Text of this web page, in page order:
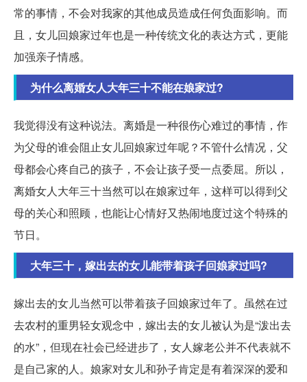
常的事情，不会对我家的其他成员造成任何负面影响。而
且，女儿回娘家过年也是一种传统文化的表达方式，更能
加强亲子情感。
为什么离婚女人大年三十不能在娘家过?
我觉得没有这种说法。离婚是一种很伤心难过的事情，作
为父母的谁会阻止女儿回娘家过年呢？不管什么情况，父
母都会心疼自己的孩子，不会让孩子受一点委屈。所以，
离婚女人大年三十当然可以在娘家过年，这样可以得到父
母的关心和照顾，也能让心情好又热闹地度过这个特殊的
节日。
大年三十，嫁出去的女儿能带着孩子回娘家过吗?
嫁出去的女儿当然可以带着孩子回娘家过年了。虽然在过
去农村的重男轻女观念中，嫁出去的女儿被认为是“泼出去
的水”，但现在社会已经进步了，女人嫁老公并不代表就不
是自己家的人。娘家对女儿和孙子肯定是有着深深的爱和